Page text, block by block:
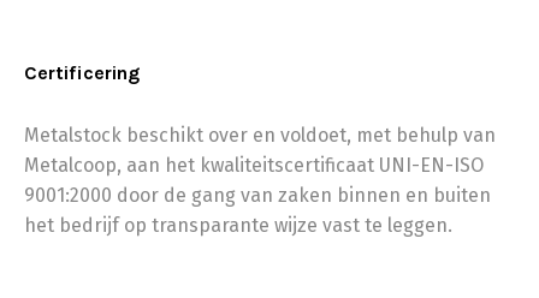
Certificering
Metalstock beschikt over en voldoet, met behulp van
Metalcoop, aan het kwaliteitscertificaat UNI-EN-ISO
9001:2000 door de gang van zaken binnen en buiten
het bedrijf op transparante wijze vast te leggen.